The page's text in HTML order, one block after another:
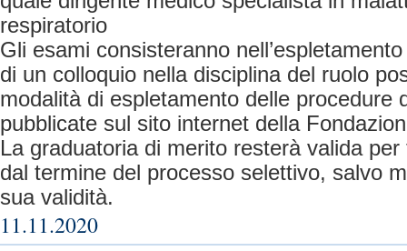
respiratorio
Gli esami consisteranno
di un colloquio nella disciplina del ruolo
modalità di espletamento delle procedure
pubblicate sul sito internet della
La graduatoria di merito resterà valida
dal termine del processo selettivo, salvo
sua validità.
11.11.2020